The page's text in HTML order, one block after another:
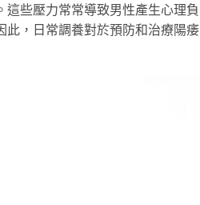
些壓力常常導致男性產生心理負
此，日常調養對於預防和治療陽痿